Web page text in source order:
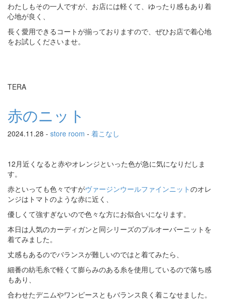
わたしもその一人ですが、お店には軽くて、ゆったり感もあり着
心地が良く、
長く愛用できるコートが揃っておりますので、ぜひお店で着心地
をお試しくださいませ。
TERA
赤のニット
2024.11.28 - store room - 着こなし
12月近くなると赤やオレンジといった色が急に気になりだしま
す。
赤といっても色々ですがヴァージンウールファインニットのオレ
ンジはトマトのような赤に近く、
優しくて強すぎないので色々な方にお似合いになります。
本日は人気のカーディガンと同シリーズのプルオーバーニットを
着てみました。
丈感もあるのでバランスが難しいのではと着てみたら、
細番の紡毛糸で軽くて膨らみのある糸を使用しているので落ち感
もあり、
合わせたデニムやワンピースともバランス良く着こなせました。